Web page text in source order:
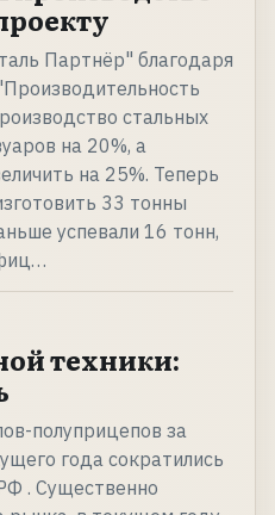
Партнёр" благодаря
стальных
на 20%, а
на 25%. Теперь
33 тонны
успевали 16 тонн,
техники:
полуприцепов за
года сократились
. Существенно